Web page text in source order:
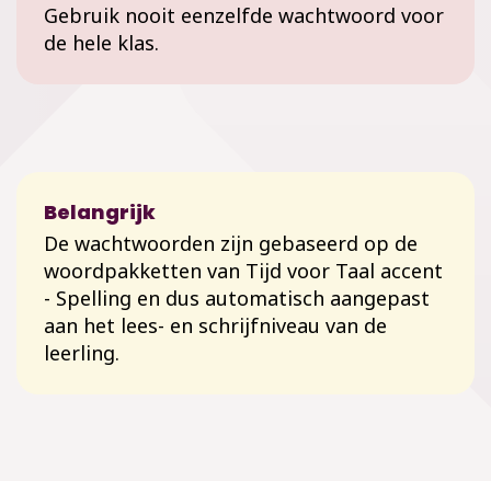
Gebruik nooit eenzelfde wachtwoord voor
de hele klas.
Belangrijk
De wachtwoorden zijn gebaseerd op de
woordpakketten van Tijd voor Taal accent
- Spelling en dus automatisch aangepast
aan het lees- en schrijfniveau van de
leerling.